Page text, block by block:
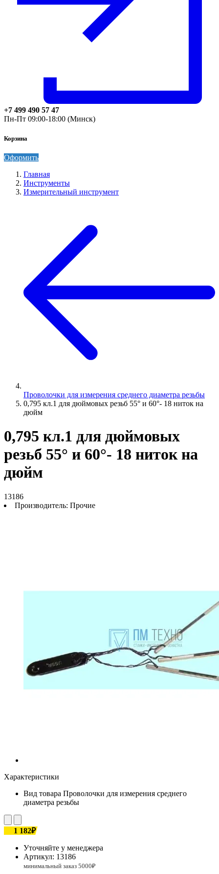
+7 499 490 57 47
Пн-Пт 09:00-18:00 (Минск)
Корзина
Оформить
Главная
Инструменты
Измерительный инструмент
Проволочки для измерения среднего диаметра резьбы
0,795 кл.1 для дюймовых резьб 55° и 60°- 18 ниток на
дюйм
0,795 кл.1 для дюймовых
резьб 55° и 60°- 18 ниток на
дюйм
13186
Производитель: Прочие
Характеристики
Вид товара Проволочки для измерения среднего
диаметра резьбы
1 182₽
Уточняйте у менеджера
Артикул: 13186